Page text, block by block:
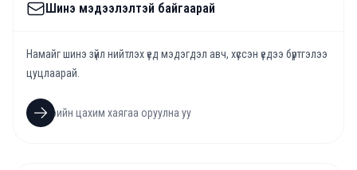
Шинэ мэдээлэлтэй байгаарай
Намайг шинэ зүйл нийтлэх үед мэдэгдэл авч, хүссэн үедээ бүртгэлээ
цуцлаарай.